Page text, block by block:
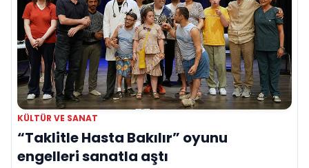
KÜLTÜR VE SANAT
“Taklitle Hasta Bakılır” oyunu
engelleri sanatla aştı